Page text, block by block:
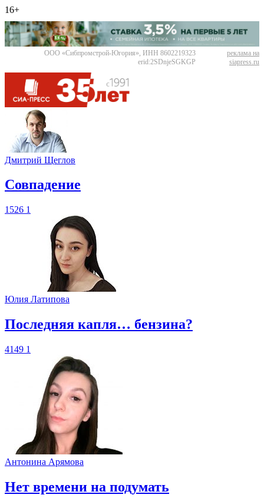
16+
ООО «Сибпромстрой-Югория», ИНН 8602219323
erid:2SDnjeSGKGP
реклама на
siapress.ru
Дмитрий Щеглов
​Совпадение
1526 1
Юлия Латипова
​Последняя капля… бензина?
4149 1
Антонина Арямова
​Нет времени на подумать